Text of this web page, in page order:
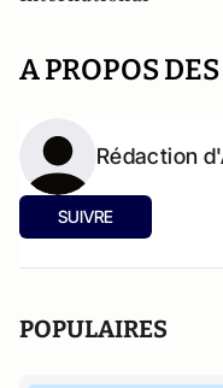
A PROPOS
Rédaction
SUIVRE
POPULAIRES